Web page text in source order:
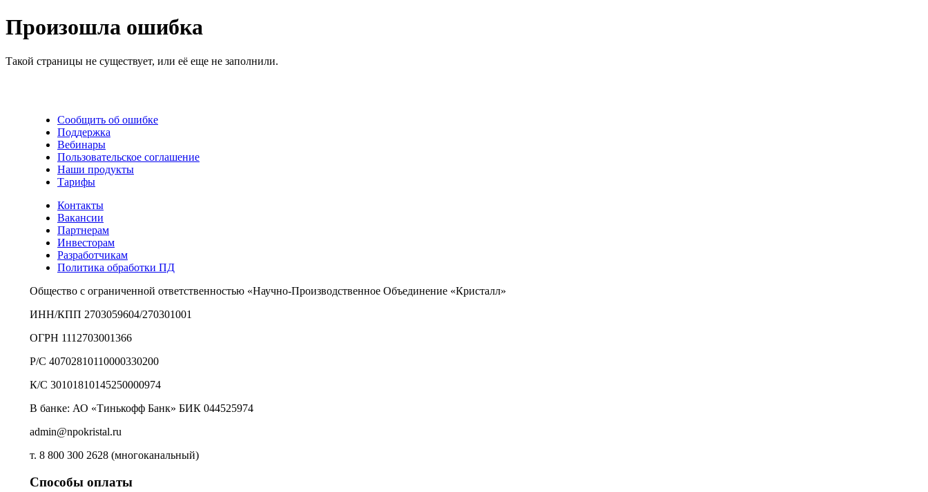
Произошла ошибка
Такой страницы не существует, или её еще не заполнили.
Сообщить об ошибке
Поддержка
Вебинары
Пользовательское соглашение
Наши продукты
Тарифы
Контакты
Вакансии
Партнерам
Инвесторам
Разработчикам
Политика обработки ПД
Общество с ограниченной ответственностью «Научно-Производственное Объединение «Кристалл»
ИНН/КПП 2703059604/270301001
ОГРН 1112703001366
Р/С 40702810110000330200
К/С 30101810145250000974
В банке: АО «Тинькофф Банк» БИК 044525974
admin@npokristal.ru
т. 8 800 300 2628 (многоканальный)
Способы оплаты